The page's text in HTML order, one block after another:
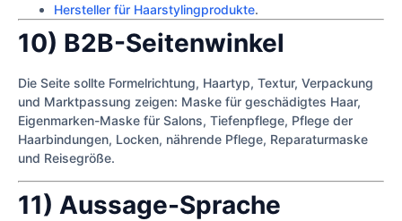
Hersteller für Haarstylingprodukte.
10) B2B-Seitenwinkel
Die Seite sollte Formelrichtung, Haartyp, Textur, Verpackung
und Marktpassung zeigen: Maske für geschädigtes Haar,
Eigenmarken-Maske für Salons, Tiefenpflege, Pflege der
Haarbindungen, Locken, nährende Pflege, Reparaturmaske
und Reisegröße.
11) Aussage-Sprache